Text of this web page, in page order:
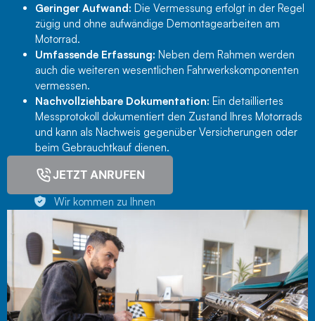
Geringer Aufwand: Die Vermessung erfolgt in der Regel
zügig und ohne aufwändige Demontagearbeiten am
Motorrad.
Umfassende Erfassung: Neben dem Rahmen werden
auch die weiteren wesentlichen Fahrwerkskomponenten
vermessen.
Nachvollziehbare Dokumentation: Ein detailliertes
Messprotokoll dokumentiert den Zustand Ihres Motorrads
und kann als Nachweis gegenüber Versicherungen oder
beim Gebrauchtkauf dienen.
JETZT ANRUFEN
Wir kommen zu Ihnen